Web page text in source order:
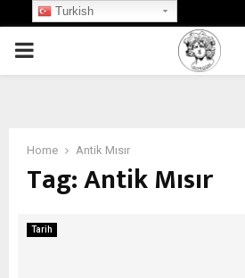
PRIMARY
Home Antik Mısır
Tag:Antik Mısır
Tarih
Turkish